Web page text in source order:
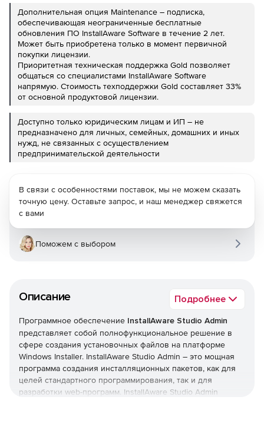
Дополнительная опция Maintenance – подписка,
обеспечивающая неограниченные бесплатные
обновления ПО InstallAware Software в течение 2 лет.
Может быть приобретена только в момент первичной
покупки лицензии.
Приоритетная техническая поддержка Gold позволяет
общаться со специалистами InstallAware Software
напрямую. Стоимость техподдержки Gold составляет 33%
от основной продуктовой лицензии.
Доступно только юридическим лицам и ИП – не
предназначено для личных, семейных, домашних и иных
нужд, не связанных с осуществлением
предпринимательской деятельности
Описание Подробнее
Программное обеспечение InstallAware Studio Admin
представляет собой полнофункциональное решение в
сфере создания установочных файлов на платформе
Windows Installer. InstallAware Studio Admin – это мощная
программа создания инсталляционных пакетов, как для
целей стандартного программирования, так и для
разработки web-программ. InstallAware Studio Admin
В связи с особенностями поставок, мы не можем сказать
точную цену. Оставьте запрос, и наш менеджер свяжется
с вами
Поможем с выбором